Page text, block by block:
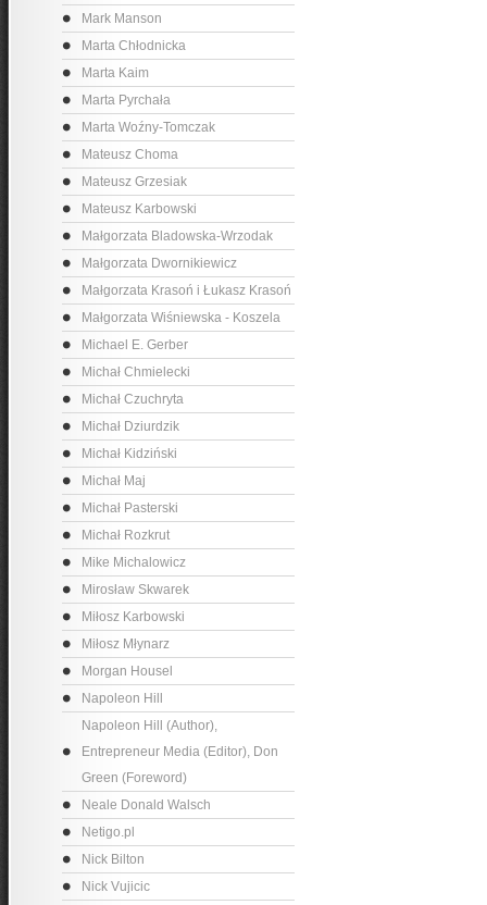
Mark Manson
Marta Chłodnicka
Marta Kaim
Marta Pyrchała
Marta Woźny-Tomczak
Mateusz Choma
Mateusz Grzesiak
Mateusz Karbowski
Małgorzata Bladowska-Wrzodak
Małgorzata Dwornikiewicz
Małgorzata Krasoń i Łukasz Krasoń
Małgorzata Wiśniewska - Koszela
Michael E. Gerber
Michał Chmielecki
Michał Czuchryta
Michał Dziurdzik
Michał Kidziński
Michał Maj
Michał Pasterski
Michał Rozkrut
Mike Michalowicz
Mirosław Skwarek
Miłosz Karbowski
Miłosz Młynarz
Morgan Housel
Napoleon Hill
Napoleon Hill (Author),
Entrepreneur Media (Editor), Don
Green (Foreword)
Neale Donald Walsch
Netigo.pl
Nick Bilton
Nick Vujicic